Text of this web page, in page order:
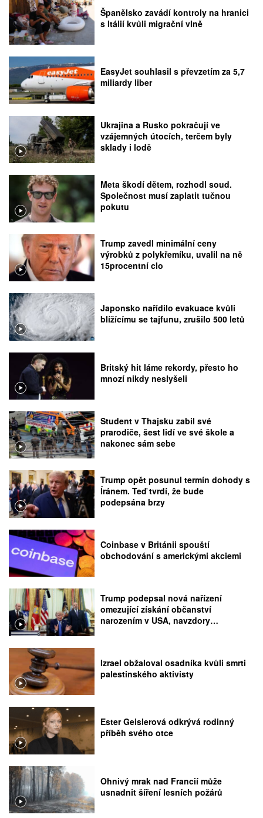
Španělsko zavádí kontroly na hranici
s Itálií kvůli migrační vlně
EasyJet souhlasil s převzetím za 5,7
miliardy liber
Ukrajina a Rusko pokračují ve
vzájemných útocích, terčem byly
sklady i lodě
Meta škodí dětem, rozhodl soud.
Společnost musí zaplatit tučnou
pokutu
Trump zavedl minimální ceny
výrobků z polykřemíku, uvalil na ně
15procentní clo
Japonsko nařídilo evakuace kvůli
blížícímu se tajfunu, zrušilo 500 letů
Britský hit láme rekordy, přesto ho
mnozí nikdy neslyšeli
Student v Thajsku zabil své
prarodiče, šest lidí ve své škole a
nakonec sám sebe
Trump opět posunul termín dohody s
Íránem. Teď tvrdí, že bude
podepsána brzy
Coinbase v Británii spouští
obchodování s americkými akciemi
Trump podepsal nová nařízení
omezující získání občanství
narozením v USA, navzdory
Izrael obžaloval osadníka kvůli smrti
palestinského aktivisty
Ester Geislerová odkrývá rodinný
příběh svého otce
Ohnivý mrak nad Francií může
usnadnit šíření lesních požárů